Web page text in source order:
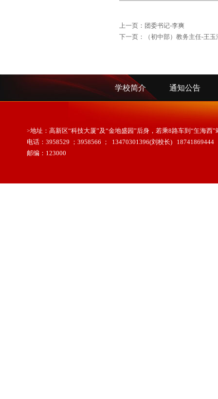
上一页： 团委书记-李爽
下一页：
（初中部）教务主任-王玉
学校简介 通知公告
>地址：高新区“科技大厦”及“金地盛园”后身，若乘8路车到“玍海西
电话：3958529 ；3958566 ； 13470301396(刘校长) 18741869444
邮编：123000